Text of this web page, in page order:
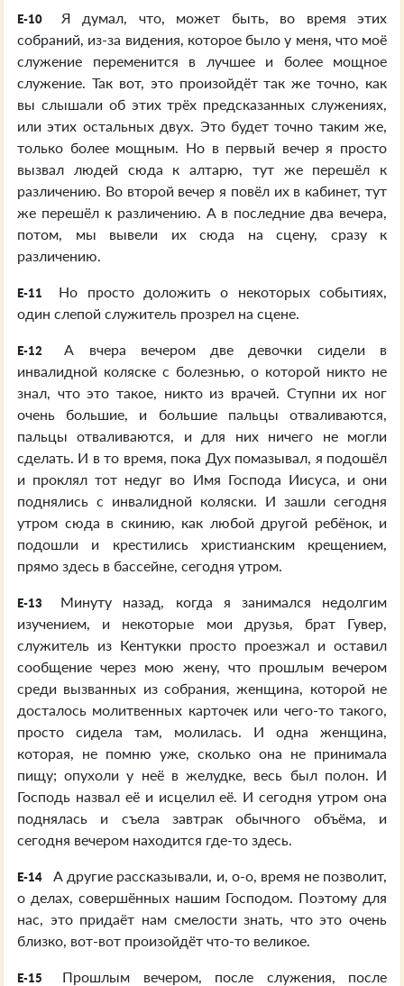
E-10
Я думал, что, может быть, во время этих
собраний, из-за видения, которое было у меня, что моё
служение переменится в лучшее и более мощное
служение. Так вот, это произойдёт так же точно, как
вы слышали об этих трёх предсказанных служениях,
или этих остальных двух. Это будет точно таким же,
только более мощным. Но в первый вечер я просто
вызвал людей сюда к алтарю, тут же перешёл к
различению. Во второй вечер я повёл их в кабинет, тут
же перешёл к различению. А в последние два вечера,
потом, мы вывели их сюда на сцену, сразу к
различению.
E-11
Но просто доложить о некоторых событиях,
один слепой служитель прозрел на сцене.
E-12
А вчера вечером две девочки сидели в
инвалидной коляске с болезнью, о которой никто не
знал, что это такое, никто из врачей. Ступни их ног
очень большие, и большие пальцы отваливаются,
пальцы отваливаются, и для них ничего не могли
сделать. И в то время, пока Дух помазывал, я подошёл
и проклял тот недуг во Имя Господа Иисуса, и они
поднялись с инвалидной коляски. И зашли сегодня
утром сюда в скинию, как любой другой ребёнок, и
подошли и крестились христианским крещением,
прямо здесь в бассейне, сегодня утром.
E-13
Минуту назад, когда я занимался недолгим
изучением, и некоторые мои друзья, брат Гувер,
служитель из Кентукки просто проезжал и оставил
сообщение через мою жену, что прошлым вечером
среди вызванных из собрания, женщина, которой не
досталось молитвенных карточек или чего-то такого,
просто сидела там, молилась. И одна женщина,
которая, не помню уже, сколько она не принимала
пищу; опухоли у неё в желудке, весь был полон. И
Господь назвал её и исцелил её. И сегодня утром она
поднялась и съела завтрак обычного объёма, и
сегодня вечером находится где-то здесь.
E-14
А другие рассказывали, и, о-о, время не позволит,
о делах, совершённых нашим Господом. Поэтому для
нас, это придаёт нам смелости знать, что это очень
близко, вот-вот произойдёт что-то великое.
E-15 Прошлым вечером, после служения, после